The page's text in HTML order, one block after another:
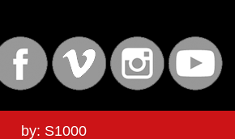
by: S1000